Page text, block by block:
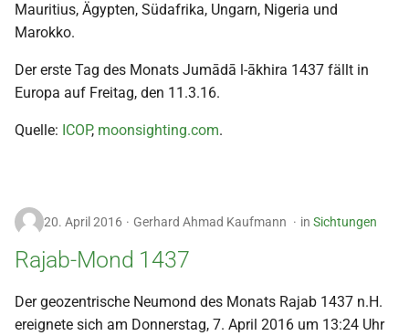
Mauritius, Ägypten, Südafrika, Ungarn, Nigeria und
Marokko.
Der erste Tag des Monats Jumādā l-ākhira 1437 fällt in
Europa auf Freitag, den 11.3.16.
Quelle: ICOP, moonsighting.com.
20. April 2016 Gerhard Ahmad Kaufmann in Sichtungen
Rajab-Mond 1437
Der geozentrische Neumond des Monats Rajab 1437 n.H.
ereignete sich am Donnerstag, 7. April 2016 um 13:24 Uhr